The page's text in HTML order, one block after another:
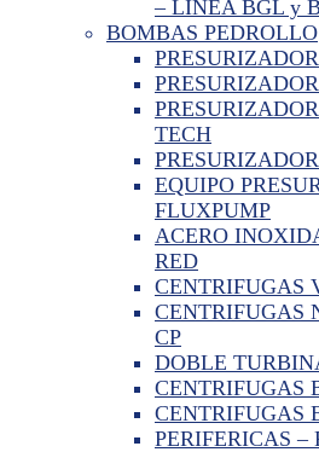
– LINEA BGL y
BOMBAS PEDROLLO
TECH
EQUIPO
FLUXPUMP
ACERO
RED
CENTRIFUGAS
CENTRIFUGAS
CP
DOBLE
CENTRIFUGAS
CENTRIFUGAS
PERIFERICAS –